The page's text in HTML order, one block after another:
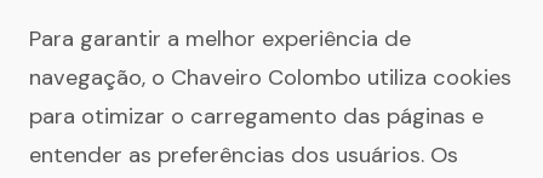
Para garantir a melhor experiência de
navegação, o Chaveiro Colombo utiliza cookies
para otimizar o carregamento das páginas e
entender as preferências dos usuários. Os